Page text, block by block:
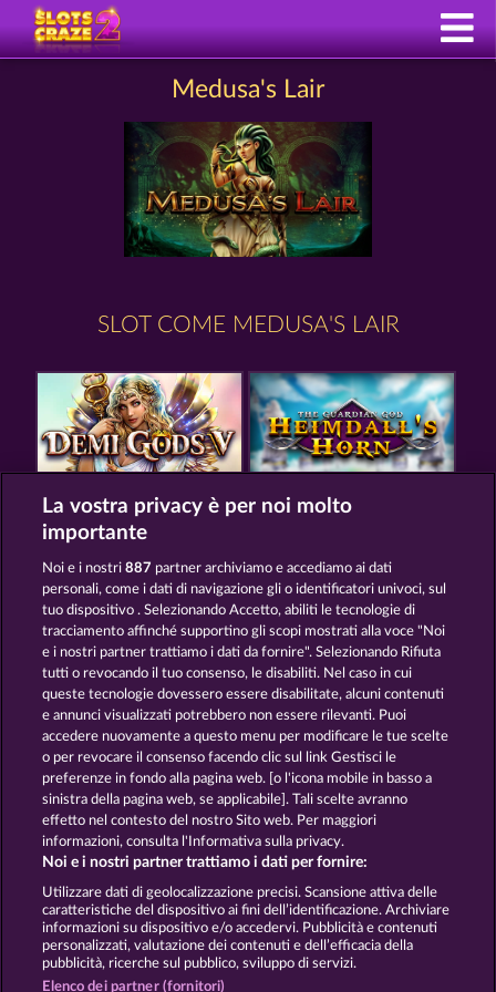
Medusa's Lair
SLOT COME MEDUSA'S LAIR
DEMI GODS V
POSEIDON'S RISING GATES OF ISHTAR
Termini e condizioni
Informativa sulla privacy Note legali
Società FAQ Facebook
Invia richiesta di recesso
La vostra privacy è per noi molto
importante
Noi e i nostri887 partner archiviamo e accediamo ai dati
personali, come i dati di navigazione gli o identificatori univoci, sul
tuo dispositivo . Selezionando Accetto, abiliti le tecnologie di
tracciamento affinché supportino gli scopi mostrati alla voce "Noi
e i nostri partner trattiamo i dati da fornire". Selezionando Rifiuta
tutti o revocando il tuo consenso, le disabiliti. Nel caso in cui
queste tecnologie dovessero essere disabilitate, alcuni contenuti
e annunci visualizzati potrebbero non essere rilevanti. Puoi
accedere nuovamente a questo menu per modificare le tue scelte
o per revocare il consenso facendo clic sul link Gestisci le
preferenze in fondo alla pagina web. [o l'icona mobile in basso a
sinistra della pagina web, se applicabile]. Tali scelte avranno
effetto nel contesto del nostro Sito web. Per maggiori
informazioni, consulta l'Informativa sulla privacy.
Noi e i nostri partner trattiamo i dati per fornire:
Utilizzare dati di geolocalizzazione precisi. Scansione attiva delle
caratteristiche del dispositivo ai fini dell’identificazione. Archiviare
informazioni su dispositivo e/o accedervi. Pubblicità e contenuti
personalizzati, valutazione dei contenuti e dell’efficacia della
pubblicità, ricerche sul pubblico, sviluppo di servizi.
Elenco dei partner (fornitori)